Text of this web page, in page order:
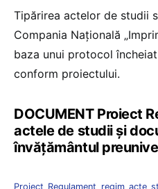
Tipărirea actelor de studii
Compania Naţională
baza unui protocol
conform proiectului.
DOCUMENT Proiect
actele de studii și
învățământul